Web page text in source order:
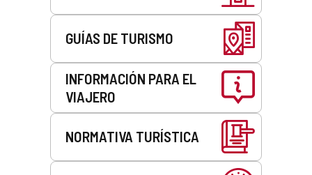
GUÍAS DE TURISMO
INFORMACIÓN PARA EL
VIAJERO
NORMATIVA TURÍSTICA